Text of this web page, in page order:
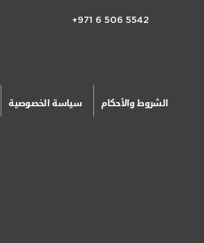
+971 6 506 5542
الشروط والأحكام سياسة الخصوصية